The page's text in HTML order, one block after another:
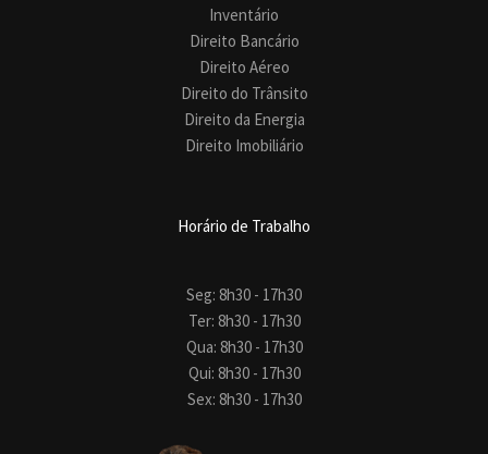
Inventário
Direito Bancário
Direito Aéreo
Direito do Trânsito
Direito da Energia
Direito Imobiliário
Horário de Trabalho
Seg: 8h30 - 17h30
Ter: 8h30 - 17h30
Qua: 8h30 - 17h30
Qui: 8h30 - 17h30
Sex: 8h30 - 17h30